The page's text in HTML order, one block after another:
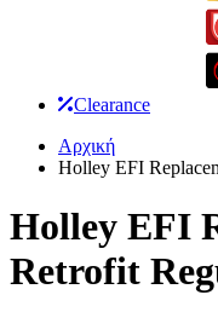
Clearance
Αρχική
Holley EFI
Holley EFI
Retrofit